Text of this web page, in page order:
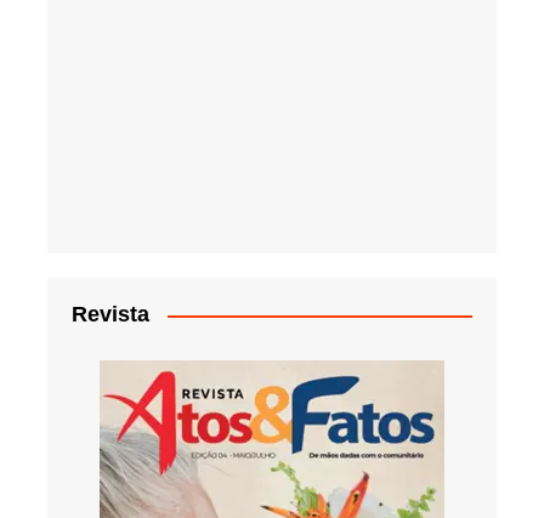
Revista